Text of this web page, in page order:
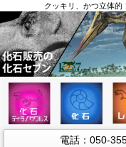
クッキリ、かつ立体的
電話：050-